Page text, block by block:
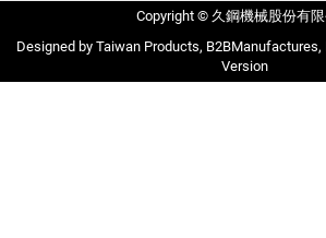
Copyright © 久鋼機械股份有
Taiwan Products B2BManufactures
Version